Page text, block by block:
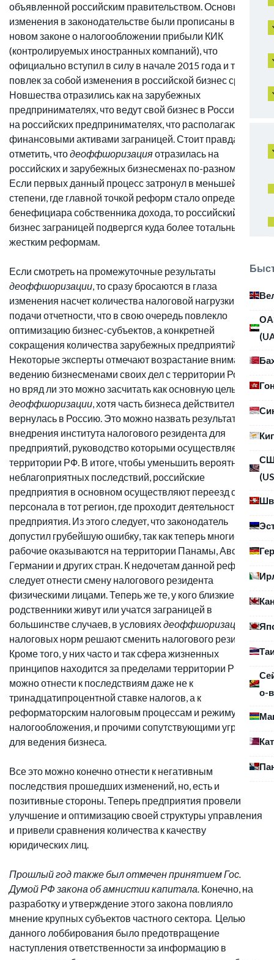
о-
объявленной российским правительством. Основные
изменения в законодательстве были прописаны в
новом законе о налогообложении прибыли КИК
(контролируемых иностранных компаний), что
официально вступил в силу в начале 2015 года и тут же
повлек за собой изменения в российской бизнес среде.
Новшества отразились как на зарубежных
предпринимателях, что ведут свой бизнес в России, так и
на российских предпринимателях, что располагают
финансовыми активами заграницей. Стоит правда
отметить, чтодеоффшоризацияотразилась на
российских и зарубежных бизнесменах по-разному.
Если первых данный процесс затронул в меньшей
степени, где главной точкой реформ стало определения
бенефициара собственника дохода, то российский
бизнес заграницей подвергся куда более тотальным и
жестким реформам.
Если смотреть на промежуточные результаты
деоффшоризации, то сразу бросаются в глаза
изменения насчет количества налоговой нагрузки и
подачи отчетности, что в свою очередь повлекло
оптимизацию бизнес-субъектов, а конкретней
сокращения количества зарубежных предприятий.
Некоторые эксперты отмечают возрастание внимания к
ведению бизнесменами своих дел с территории России,
но вряд ли это можно засчитать как основную цель
деоффшоризации, хотя часть бизнеса действительно
вернулась в Россию. Это можно назвать результатом
внедрения института налогового резидента для
предприятий, руководство которыми осуществляется с
территории РФ. В итоге, чтобы уменьшить вероятность
неблагоприятных последствий, российские
предприятия в основном осуществляют переезд своего
персонала в тот регион, где проходит деятельность
предприятия. Из этого следует, что законодатель
допустил грубейшую ошибку, так как теперь многие
рабочие оказываются на территории Панамы, Австрии,
Германии и других стран. К недочетам данной реформы
следует отнести смену налогового резидента
физическими лицами. Теперь же те, у кого близкие
родственники живут или учатся заграницей в
большинстве случаев, в условияхдеоффшоризации
налоговых норм решают сменить налогового резидента.
Кроме того, у них часто и так сфера жизненных
принципов находится за пределами территории РФ. Это
можно отнести к последствиям даже не к
тринадцатипроцентной ставке налогов, а к
реформаторским налоговым процессам и режиму
налогообложения, и прочими сопутствующими угрозами
для ведения бизнеса.
Все это можно конечно отнести к негативным
последствия прошедших изменений, но, есть и
позитивные стороны. Теперь предприятия провели
улучшение и оптимизацию своей структуры управления
и привели сравнения количества к качеству
юридических лиц.
Прошлый год также был отмечен принятием Гос.
Думой РФ закона об амнистии капитала. Конечно, на
разработку и утверждение этого закона повлияло
мнение крупных субъектов частного сектора. Целью
данного лоббирования было предотвращение
наступления ответственности за информацию в